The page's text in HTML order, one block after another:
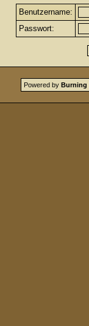
Benutzername:
Passwort:
Powered by Burning